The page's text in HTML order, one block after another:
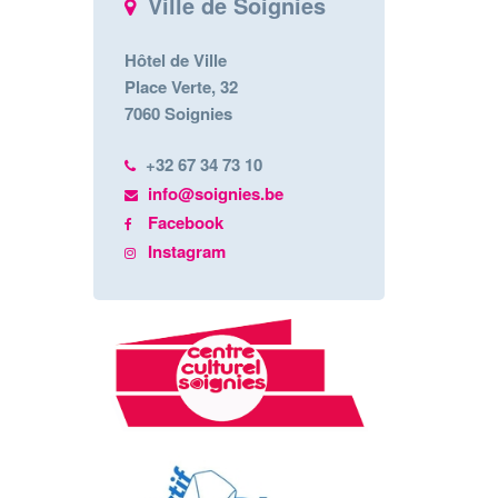
Hôtel de Ville
Place Verte, 32
7060 Soignies
+32 67 34 73 10
info@soignies.be
Facebook
Instagram